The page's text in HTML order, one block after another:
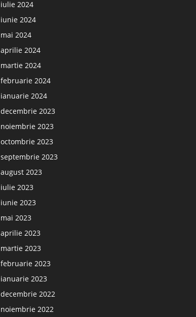
iulie 2024
iunie 2024
mai 2024
aprilie 2024
martie 2024
februarie 2024
ianuarie 2024
decembrie 2023
noiembrie 2023
octombrie 2023
septembrie 2023
august 2023
iulie 2023
iunie 2023
mai 2023
aprilie 2023
martie 2023
februarie 2023
ianuarie 2023
decembrie 2022
noiembrie 2022